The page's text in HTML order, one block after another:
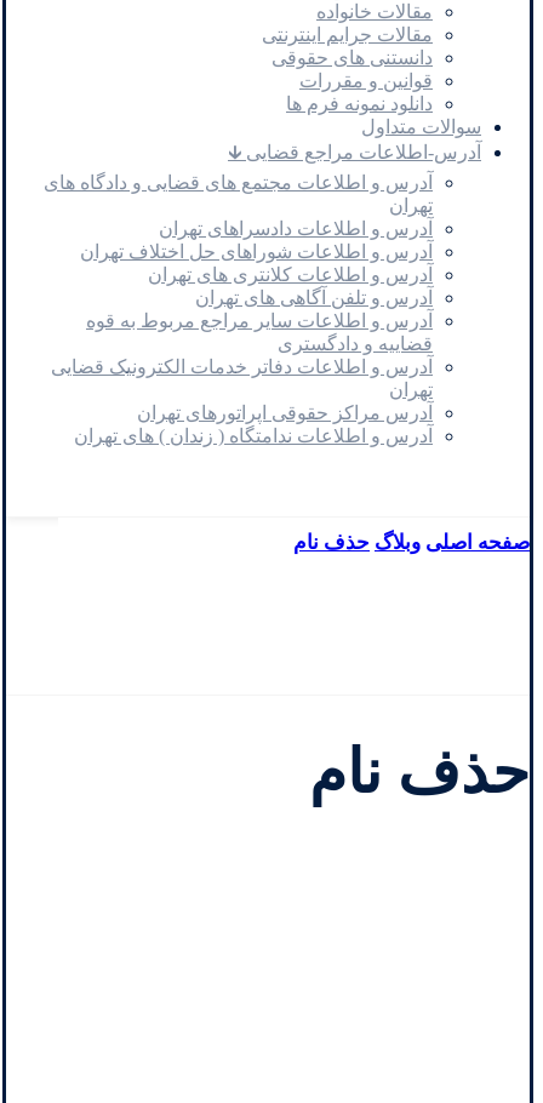
مقالات خانواده
مقالات جرایم اینترنتی
دانستنی های حقوقی
قوانین و مقررات
دانلود نمونه فرم ها
سوالات متداول
آدرس-اطلاعات مراجع قضایی 🡳
آدرس و اطلاعات مجتمع های قضایی و دادگاه های
تهران
آدرس و اطلاعات دادسراهای تهران
آدرس و اطلاعات شوراهای حل اختلاف تهران
آدرس و اطلاعات کلانتری های تهران
آدرس و تلفن آگاهی های تهران
آدرس و اطلاعات سایر مراجع مربوط به قوه
قضاییه و دادگستری
آدرس و اطلاعات دفاتر خدمات الکترونیک قضایی
تهران
آدرس مراکز حقوقی اپراتورهای تهران
آدرس و اطلاعات ندامتگاه ( زندان ) های تهران
صفحه اصلی وبلاگ حذف نام
حذف نام